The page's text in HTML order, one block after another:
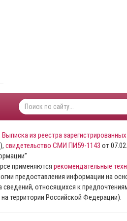
Выписка из реестра
свидетельство СМИ ПИ59-1143 от
применяются рекомендательные
предоставления информации на
сведений, относящихся к
территории Российской Федерации).